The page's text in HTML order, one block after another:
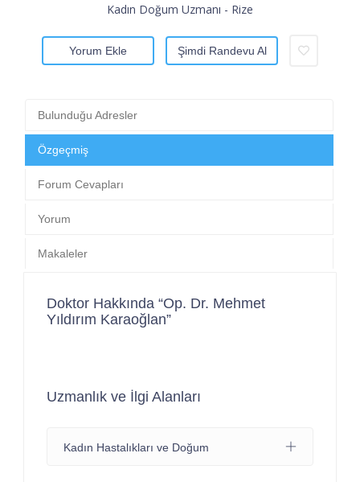
Kadın Doğum Uzmanı - Rize
Yorum Ekle Şimdi Randevu Al
Bulunduğu Adresler
Özgeçmiş
Forum Cevapları
Yorum
Makaleler
Doktor Hakkında “Op. Dr. Mehmet
Yıldırım Karaoğlan”
Uzmanlık ve İlgi Alanları
Kadın Hastalıkları ve Doğum